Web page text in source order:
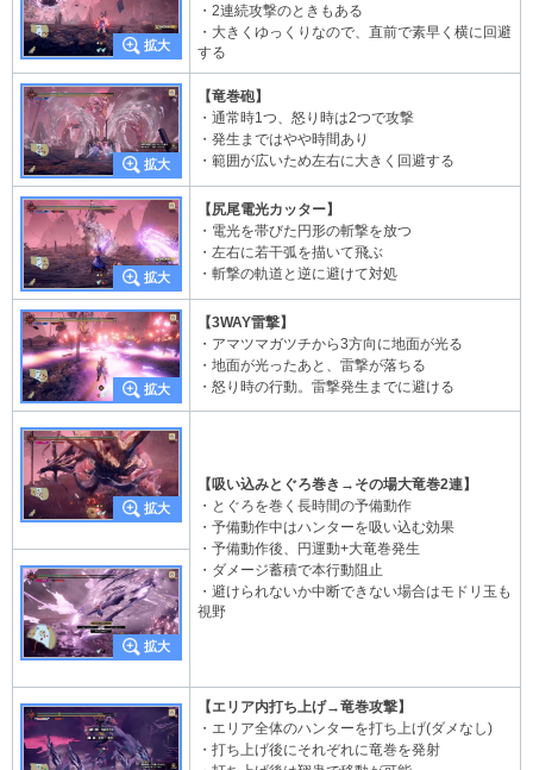
・2連続攻撃のときもある
・大きくゆっくりなので、直前で素早く横に回避
する
【竜巻砲】
・通常時1つ、怒り時は2つで攻撃
・発生まではやや時間あり
・範囲が広いため左右に大きく回避する
【尻尾電光カッター】
・電光を帯びた円形の斬撃を放つ
・左右に若干弧を描いて飛ぶ
・斬撃の軌道と逆に避けて対処
【3WAY雷撃】
・アマツマガツチから3方向に地面が光る
・地面が光ったあと、雷撃が落ちる
・怒り時の行動。雷撃発生までに避ける
【吸い込みとぐろ巻き→その場大竜巻2連】
・とぐろを巻く長時間の予備動作
・予備動作中はハンターを吸い込む効果
・予備動作後、円運動+大竜巻発生
・ダメージ蓄積で本行動阻止
・避けられないか中断できない場合はモドリ玉も
視野
【エリア内打ち上げ→竜巻攻撃】
・エリア全体のハンターを打ち上げ(ダメなし)
・打ち上げ後にそれぞれに竜巻を発射